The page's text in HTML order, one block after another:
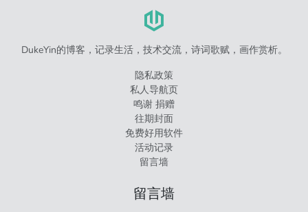
DukeYin的博客，记录生活，技术交流，诗词歌赋，画作赏析。
隐私政策
私人导航页
鸣谢 捐赠
往期封面
免费好用软件
活动记录
留言墙
留言墙